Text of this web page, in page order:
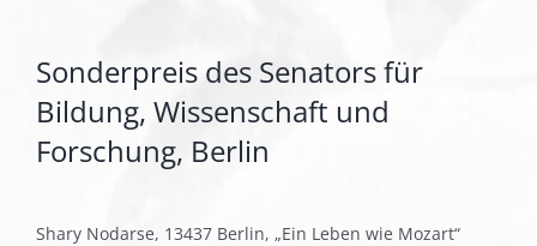
Sonderpreis des Senators für
Bildung, Wissenschaft und
Forschung, Berlin
Shary Nodarse, 13437 Berlin, „Ein Leben wie Mozart“